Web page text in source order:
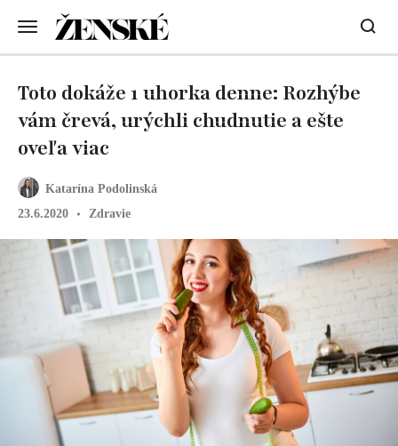
Katarína Podolinská
23.6.2020
Zdravie
Toto dokáže 1 uhorka denne: Rozhýbe
vám črevá, urýchli chudnutie a ešte
oveľa viac